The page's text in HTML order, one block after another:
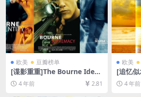
欧美 豆瓣榜单
[谍影重重]The Bourne Ident
ity (2002)[百度网盘+迅雷云
盘资源1080P超清未删减][MP
4 年前 2.81
欧美
[追忆
ouvé,
arcel4 年前